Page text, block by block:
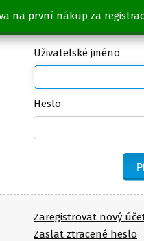
na první nákup za
Přihlásit
Uživatelské jméno
Heslo
Zaregistrovat nový
Zaslat ztracené heslo